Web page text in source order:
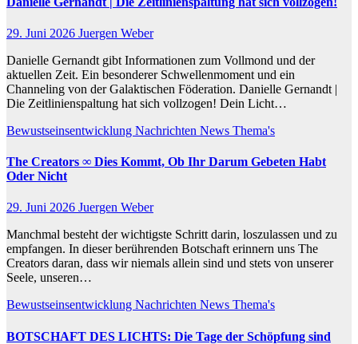
29. Juni 2026 Juergen Weber
Danielle Gernandt gibt Informationen zum Vollmond und der
aktuellen Zeit. Ein besonderer Schwellenmoment und ein
Channeling von der Galaktischen Föderation. Danielle Gernandt |
Die Zeitlinienspaltung hat sich vollzogen! Dein Licht…
Bewustseinsentwicklung Nachrichten News Thema's
The Creators ∞ Dies Kommt, Ob Ihr Darum Gebeten Habt
Oder Nicht
29. Juni 2026 Juergen Weber
Manchmal besteht der wichtigste Schritt darin, loszulassen und zu
empfangen. In dieser berührenden Botschaft erinnern uns The
Creators daran, dass wir niemals allein sind und stets von unserer
Seele, unseren…
Bewustseinsentwicklung Nachrichten News Thema's
BOTSCHAFT DES LICHTS: Die Tage der Schöpfung sind